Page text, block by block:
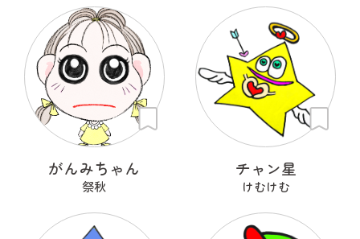
がんみちゃん
祭秋
チャン星
けむけむ